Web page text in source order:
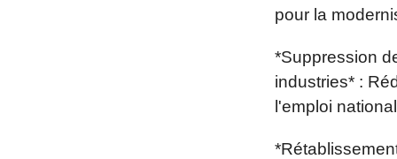
pour la
*Suppression
industries* :
l'emploi